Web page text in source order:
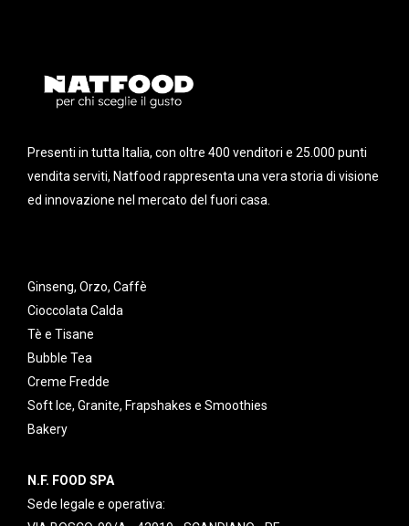
Presenti in tutta Italia, con oltre 400 venditori e 25.000 punti
vendita serviti, Natfood rappresenta una vera storia di visione
ed innovazione nel mercato del fuori casa.
Ginseng, Orzo, Caffè
Cioccolata Calda
Tè e Tisane
Bubble Tea
Creme Fredde
Soft Ice, Granite, Frapshakes e Smoothies
Bakery
N.F. FOOD SPA
Sede legale e operativa: